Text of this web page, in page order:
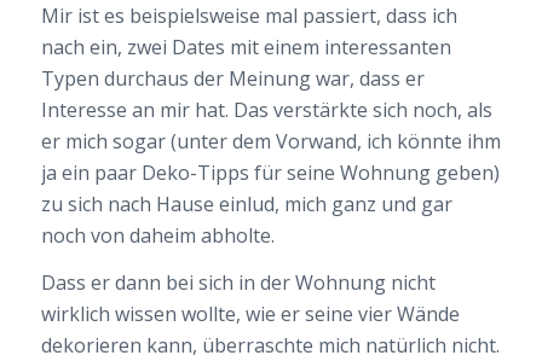
Mir ist es beispielsweise mal passiert, dass ich
nach ein, zwei Dates mit einem interessanten
Typen durchaus der Meinung war, dass er
Interesse an mir hat. Das verstärkte sich noch, als
er mich sogar (unter dem Vorwand, ich könnte ihm
ja ein paar Deko-Tipps für seine Wohnung geben)
zu sich nach Hause einlud, mich ganz und gar
noch von daheim abholte.
Dass er dann bei sich in der Wohnung nicht
wirklich wissen wollte, wie er seine vier Wände
dekorieren kann, überraschte mich natürlich nicht.